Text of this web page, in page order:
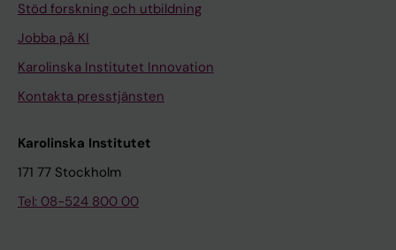
Stöd forskning och utbildning
Jobba på KI
Karolinska Institutet Innovation
Kontakta presstjänsten
Karolinska Institutet
171 77 Stockholm
Tel: 08-524 800 00